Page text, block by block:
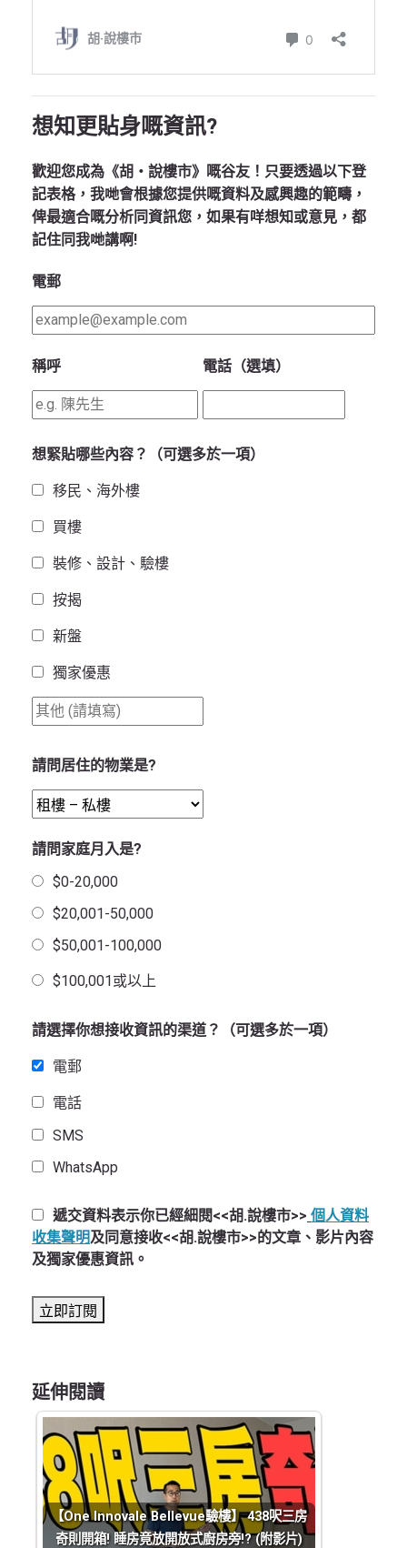
想知更貼身嘅資訊?
歡迎您成為《胡‧說樓市》嘅谷友！只要透過以下登
記表格，我哋會根據您提供嘅資料及感興趣的範疇，
俾最適合嘅分析同資訊您，如果有咩想知或意見，都
記住同我哋講啊!
電郵
稱呼 電話（選填）
想緊貼哪些內容？（可選多於一項）
移民、海外樓
買樓
裝修、設計、驗樓
按揭
新盤
獨家優惠
請問居住的物業是?
請問家庭月入是?
$0-20,000
$20,001-50,000
$50,001-100,000
$100,001或以上
請選擇你想接收資訊的渠道？（可選多於一項）
電郵
電話
SMS
WhatsApp
遞交資料表示你已經細閱<<胡.說樓市>> 個人資料
收集聲明及同意接收<<胡.說樓市>>的文章、影片內容
及獨家優惠資訊。
延伸閱讀
【One Innovale Bellevue驗樓】 438呎三房
奇則開箱! 睡房竟放開放式廚房旁!? (附影片)